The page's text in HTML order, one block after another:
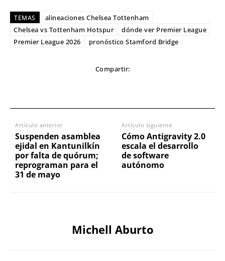
TEMAS
alineaciones Chelsea Tottenham
Chelsea vs Tottenham Hotspur
dónde ver Premier League
Premier League 2026
pronóstico Stamford Bridge
Compartir:
Artículo anterior
Suspenden asamblea
ejidal en Kantunilkín
por falta de quórum;
reprograman para el
31 de mayo
Artículo siguiente
Cómo Antigravity 2.0
escala el desarrollo
de software
autónomo
Michell Aburto